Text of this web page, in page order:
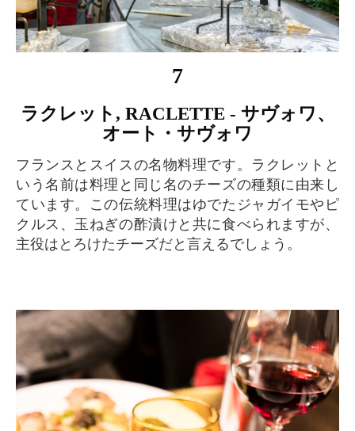
7
ラクレット, RACLETTE - サヴォワ、
オート・サヴォワ
フランスとスイスの名物料理です。ラクレットと
いう名前は料理と同じ名のチーズの種類に由来し
ています。この伝統料理はゆでたジャガイモやピ
クルス、玉ねぎの酢漬けと共に食べられますが、
主役はとろけたチーズだと言えるでしょう。